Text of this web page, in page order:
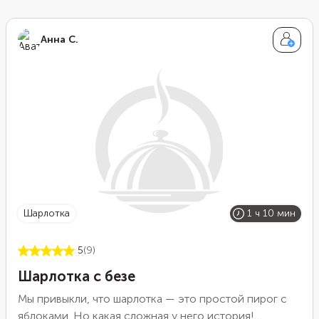
даже у начинающих кулинаров.
Анна С.
шарлотка 1 ч 10 мин
5(9)
Шарлотка с безе
Мы привыкли, что шарлотка — это простой пирог с
яблоками. Но какая сложная у него история!